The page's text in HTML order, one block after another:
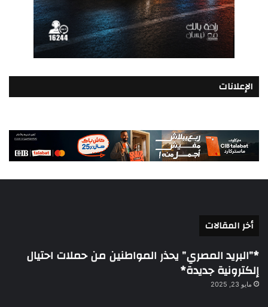
الإعلانات
أخر المقالات
*”البريد المصري” يحذر المواطنين من حملات احتيال
إلكترونية جديدة*
مايو 23, 2025